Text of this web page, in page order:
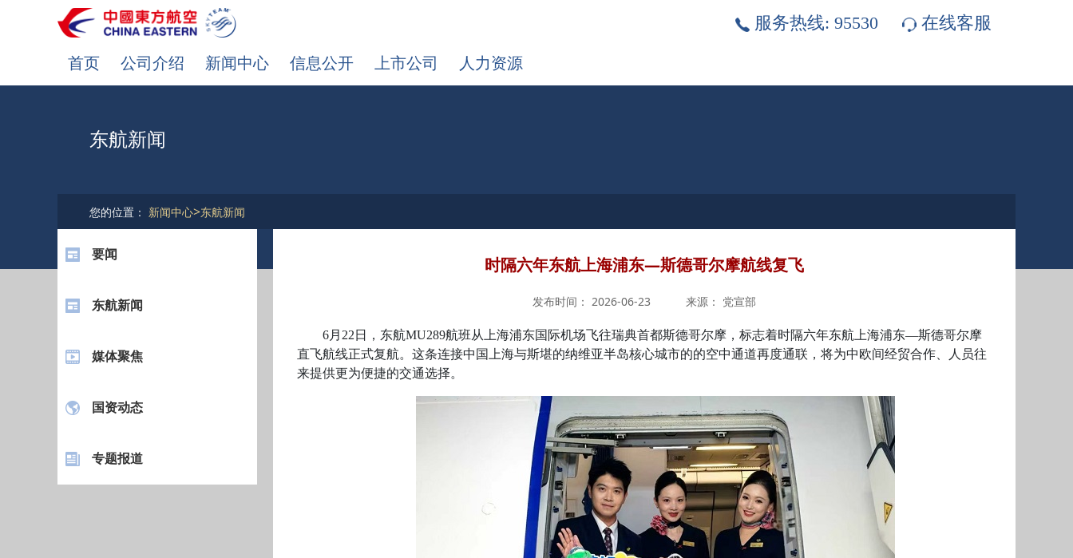
服务热线: 95530 在线客服
首页 公司介绍 新闻中心 信息公开 上市公司 人力资源
东航新闻
您的位置： 新闻中心>东航新闻
要闻
东航新闻
媒体聚焦
国资动态
专题报道
时隔六年东航上海浦东—斯德哥尔摩航线复飞
发布时间： 2026-06-23 来源： 党宣部
6月22日，东航MU289航班从上海浦东国际机场飞往瑞典首都斯德哥尔摩，标志着时隔六年东航上海浦东—斯德哥尔摩
直飞航线正式复航。这条连接中国上海与斯堪的纳维亚半岛核心城市的的空中通道再度通联，将为中欧间经贸合作、人员往
来提供更为便捷的交通选择。